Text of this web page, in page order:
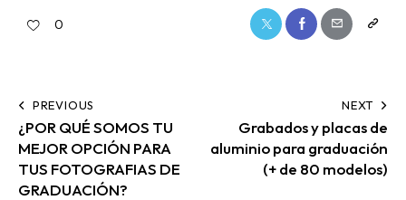
0
PREVIOUS
¿POR QUÉ SOMOS TU
MEJOR OPCIÓN PARA
TUS FOTOGRAFIAS DE
GRADUACIÓN?
NEXT
Grabados y placas de
aluminio para graduación
(+ de 80 modelos)